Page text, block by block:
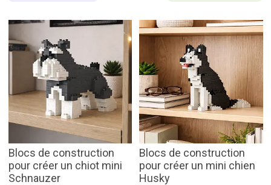
Blocs de construction
pour créer un chiot mini
Schnauzer
Blocs de construction
pour créer un mini chien
Husky